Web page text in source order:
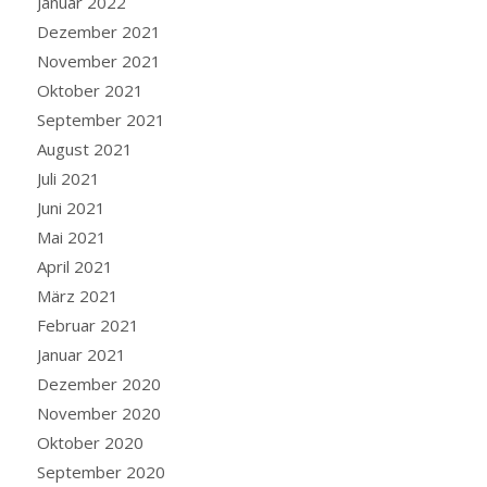
Dezember 2021
November 2021
Oktober 2021
September 2021
August 2021
Juli 2021
Juni 2021
Mai 2021
April 2021
März 2021
Februar 2021
Januar 2021
Dezember 2020
November 2020
Oktober 2020
September 2020